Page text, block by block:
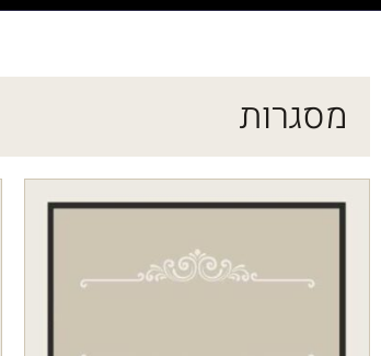
מסגרות